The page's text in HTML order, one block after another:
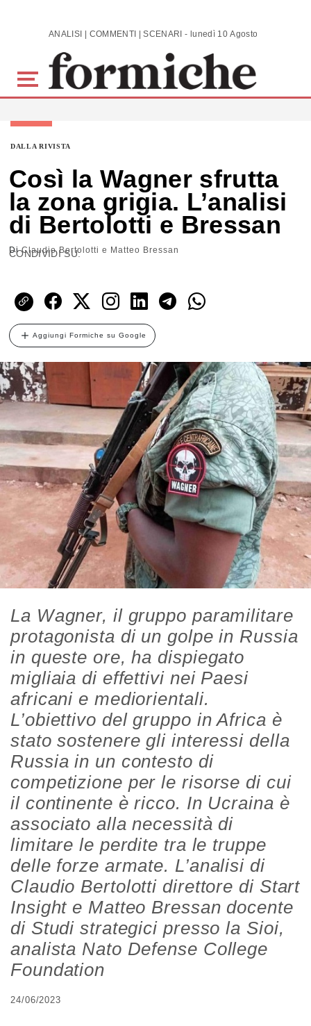
Skip to main content ANALISI | COMMENTI | SCENARI - lunedì 10 Agosto 2026
DALLA RIVISTA
Così la Wagner sfrutta
la zona grigia. L’analisi
di Bertolotti e Bressan
DiClaudio Bertolotti e Matteo Bressan
CONDIVIDI SU:
Aggiungi Formiche su Google
La Wagner, il gruppo paramilitare
protagonista di un golpe in Russia
in queste ore, ha dispiegato
migliaia di effettivi nei Paesi
africani e mediorientali.
L’obiettivo del gruppo in Africa è
stato sostenere gli interessi della
Russia in un contesto di
competizione per le risorse di cui
il continente è ricco. In Ucraina è
associato alla necessità di
limitare le perdite tra le truppe
delle forze armate. L’analisi di
Claudio Bertolotti direttore di Start
Insight e Matteo Bressan docente
di Studi strategici presso la Sioi,
analista Nato Defense College
Foundation
24/06/2023